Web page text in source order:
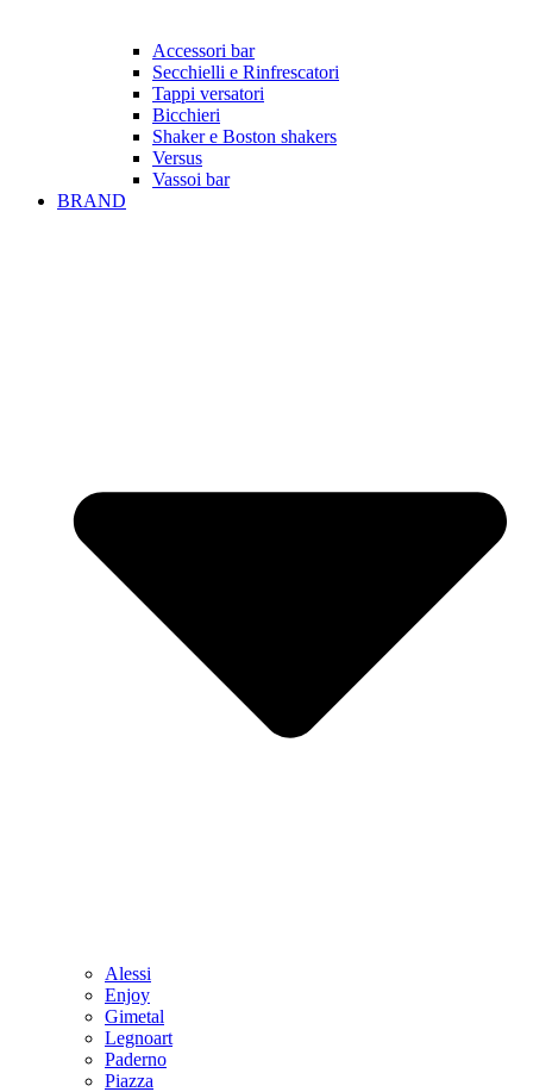
Accessori bar
Secchielli e Rinfrescatori
Tappi versatori
Bicchieri
Shaker e Boston shakers
Versus
Vassoi bar
BRAND
Alessi
Enjoy
Gimetal
Legnoart
Paderno
Piazza